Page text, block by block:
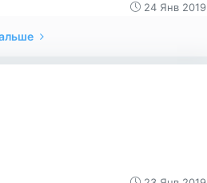
24 Янв 2019